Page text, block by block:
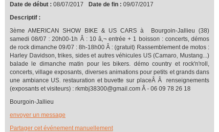
Date de début : 08/07/2017 Date de fin : 09/07/2017
Descriptif :
3ème AMERICAN SHOW BIKE & US CARS à Bourgoin-Jallieu (38)
samedi 08/07 : 20h00-1h Â : 10 â‚¬ entrée + 1 boisson : concerts, démos
de rock dimanche 09/07 : 8h-18h00 Â : (gratuit) Rassemblement de motos :
Harley Davidson, trikes, sides et autres véhicules US (Camaro, Mustang...)
balade le dimanche matin pour les bikers. démo country et rock'n'roll,
concerts, village exposants, diverses animations pour petits et grands dans
une ambiance US. restauration et buvette sur placeÂ Â renseignements
(exposants et visiteurs) : rkmbj38300@gmail.com Â - 06 09 78 26 18
Bourgoin-Jallieu
envoyer un message
Partager cet événement manuellement